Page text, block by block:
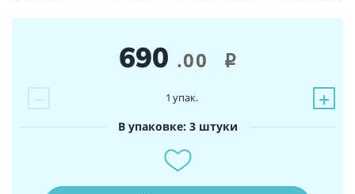
690 .00 i
− +
1 упак.
В упаковке: 3 штуки